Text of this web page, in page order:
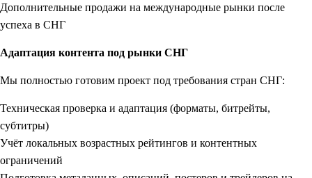
Дополнительные продажи на международные рынки после
успеха в СНГ
Адаптация контента под рынки СНГ
Мы полностью готовим проект под требования стран СНГ:
Техническая проверка и адаптация (форматы, битрейты,
субтитры)
Учёт локальных возрастных рейтингов и контентных
ограничений